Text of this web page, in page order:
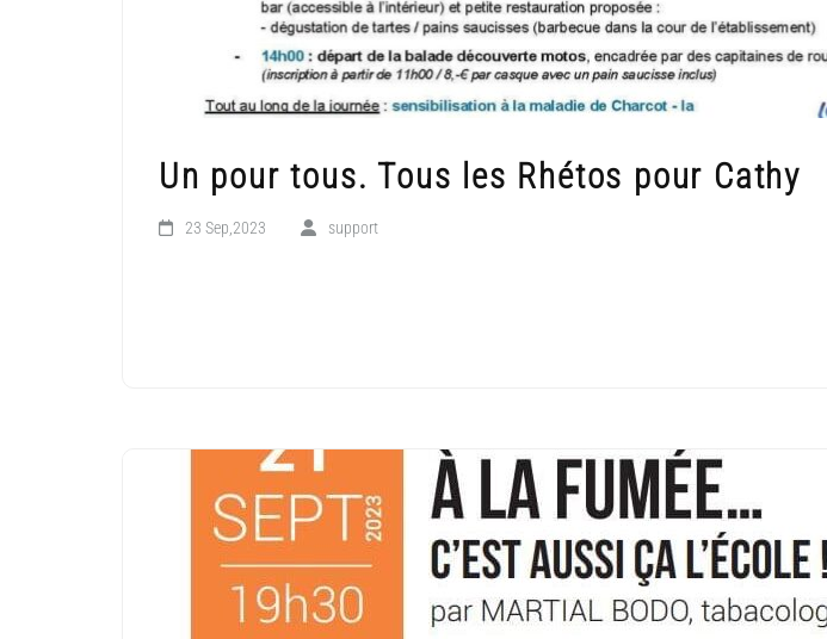
Un pour tous. Tous les Rhétos pour Cathy
23 Sep,2023 support